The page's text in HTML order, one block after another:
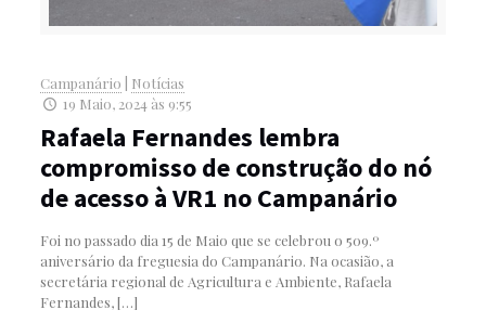
Campanário
Notícias
19 Maio, 2024 às 9:55
Rafaela Fernandes lembra
compromisso de construção do nó
de acesso à VR1 no Campanário
Foi no passado dia 15 de Maio que se celebrou o 509.º
aniversário da freguesia do Campanário. Na ocasião, a
secretária regional de Agricultura e Ambiente, Rafaela
Fernandes,[…]